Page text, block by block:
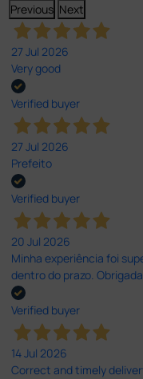
Previous Next
27 Jul 2026
Very good
Verified buyer
27 Jul 2026
Prefeito
Verified buyer
20 Jul 2026
Minha experiência foi
dentro do prazo.
Verified buyer
14 Jul 2026
Correct and timely